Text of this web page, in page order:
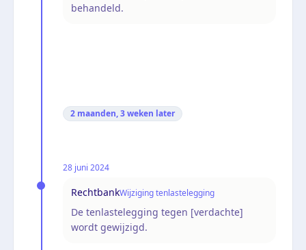
behandeld.
2 maanden, 3 weken later
28 juni 2024
RechtbankWijziging tenlastelegging
De tenlastelegging tegen [verdachte]
wordt gewijzigd.